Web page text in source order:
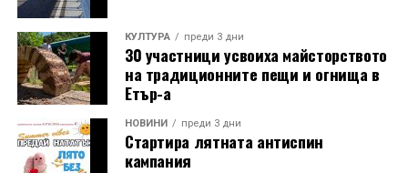
КУЛТУРА преди 3 дни
30 участници усвоиха майсторството
на традиционните пещи и огнища в
Етър-а
НОВИНИ преди 3 дни
Стартира лятната антиспин
кампания